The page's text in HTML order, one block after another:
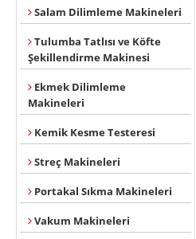
Salam Dilimleme Makineleri
Tulumba Tatlısı ve Köfte
Şekillendirme Makinesi
Ekmek Dilimleme
Makineleri
Kemik Kesme Testeresi
Streç Makineleri
Portakal Sıkma Makineleri
Vakum Makineleri